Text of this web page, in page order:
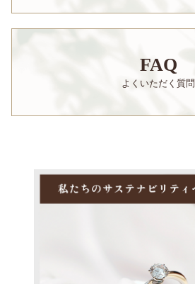
FAQ
よくいただく質問